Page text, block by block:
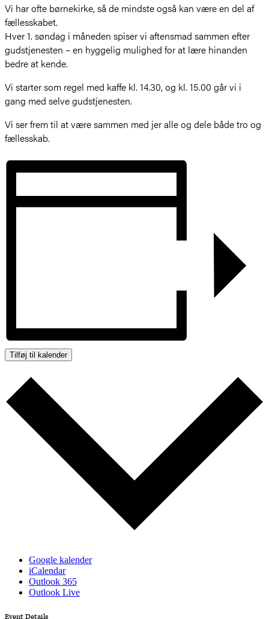
Vi har ofte børnekirke, så de mindste også kan være en del af
fællesskabet.
Hver 1. søndag i måneden spiser vi aftensmad sammen efter
gudstjenesten – en hyggelig mulighed for at lære hinanden
bedre at kende.
Vi starter som regel med kaffe kl. 14.30, og kl. 15.00 går vi i
gang med selve gudstjenesten.
Vi ser frem til at være sammen med jer alle og dele både tro og
fællesskab.
Tilføj til kalender
Google kalender
iCalendar
Outlook 365
Outlook Live
Event Details